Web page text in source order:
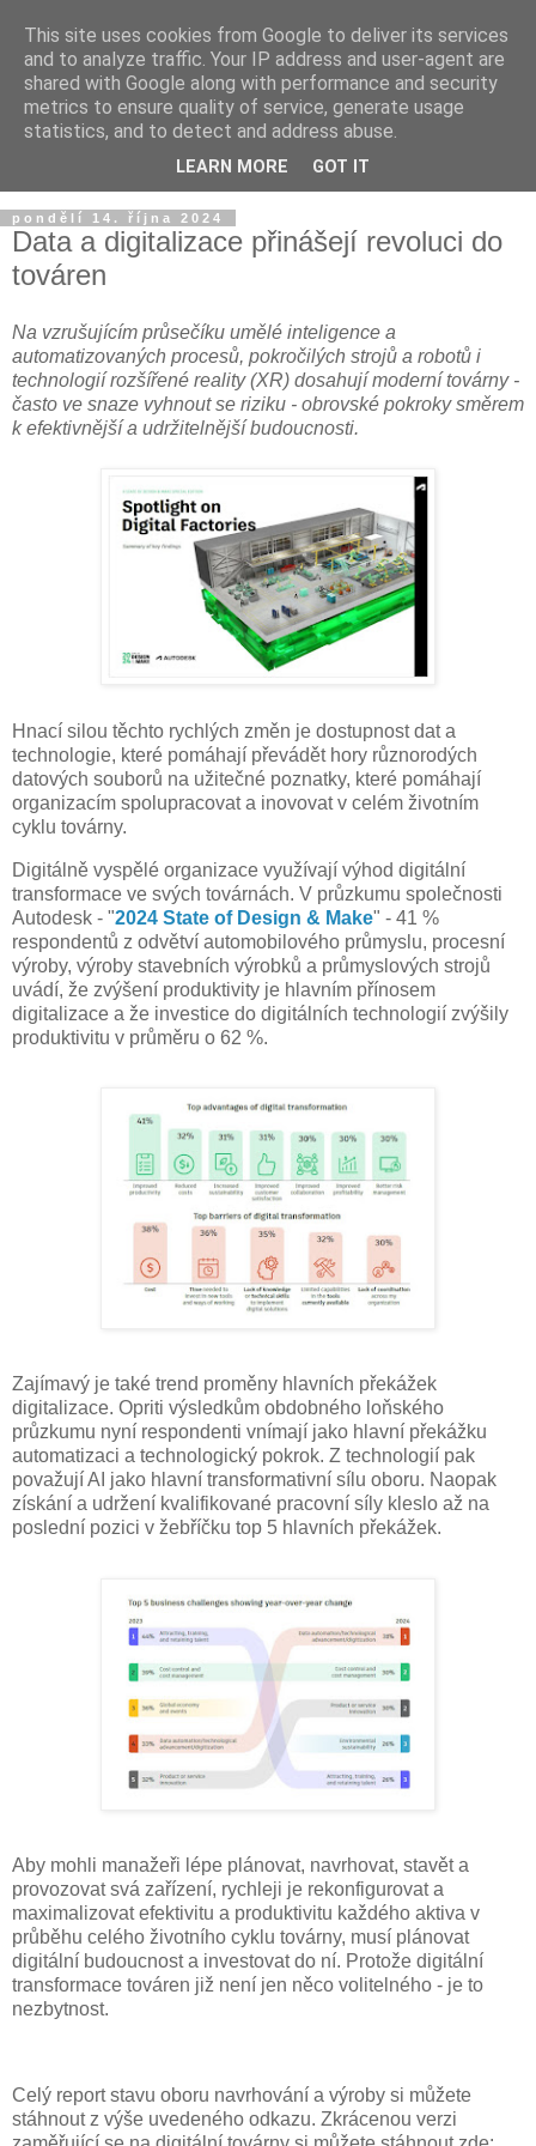
pondělí 14. října 2024
Data a digitalizace přinášejí revoluci do
továren
Na vzrušujícím průsečíku umělé inteligence a
automatizovaných procesů, pokročilých strojů a robotů i
technologií rozšířené reality (XR) dosahují moderní továrny -
často ve snaze vyhnout se riziku - obrovské pokroky směrem
k efektivnější a udržitelnější budoucnosti.
Hnací silou těchto rychlých změn je dostupnost dat a
technologie, které pomáhají převádět hory různorodých
datových souborů na užitečné poznatky, které pomáhají
organizacím spolupracovat a inovovat v celém životním
cyklu továrny.
Digitálně vyspělé organizace využívají výhod digitální
transformace ve svých továrnách. V průzkumu společnosti
Autodesk - "2024 State of Design & Make" - 41 %
respondentů z odvětví automobilového průmyslu, procesní
výroby, výroby stavebních výrobků a průmyslových strojů
uvádí, že zvýšení produktivity je hlavním přínosem
digitalizace a že investice do digitálních technologií zvýšily
produktivitu v průměru o 62 %.
Zajímavý je také trend proměny hlavních překážek
digitalizace. Opriti výsledkům obdobného loňského
průzkumu nyní respondenti vnímají jako hlavní překážku
automatizaci a technologický pokrok. Z technologií pak
považují AI jako hlavní transformativní sílu oboru. Naopak
získání a udržení kvalifikované pracovní síly kleslo až na
poslední pozici v žebříčku top 5 hlavních překážek.
Aby mohli manažeři lépe plánovat, navrhovat, stavět a
provozovat svá zařízení, rychleji je rekonfigurovat a
maximalizovat efektivitu a produktivitu každého aktiva v
průběhu celého životního cyklu továrny, musí plánovat
digitální budoucnost a investovat do ní. Protože digitální
transformace továren již není jen něco volitelného - je to
nezbytnost.
Celý report stavu oboru navrhování a výroby si můžete
stáhnout z výše uvedeného odkazu. Zkrácenou verzi
This site uses cookies from Google to deliver its services
and to analyze traffic. Your IP address and user-agent are
shared with Google along with performance and security
metrics to ensure quality of service, generate usage
statistics, and to detect and address abuse.
LEARN MORE GOT IT